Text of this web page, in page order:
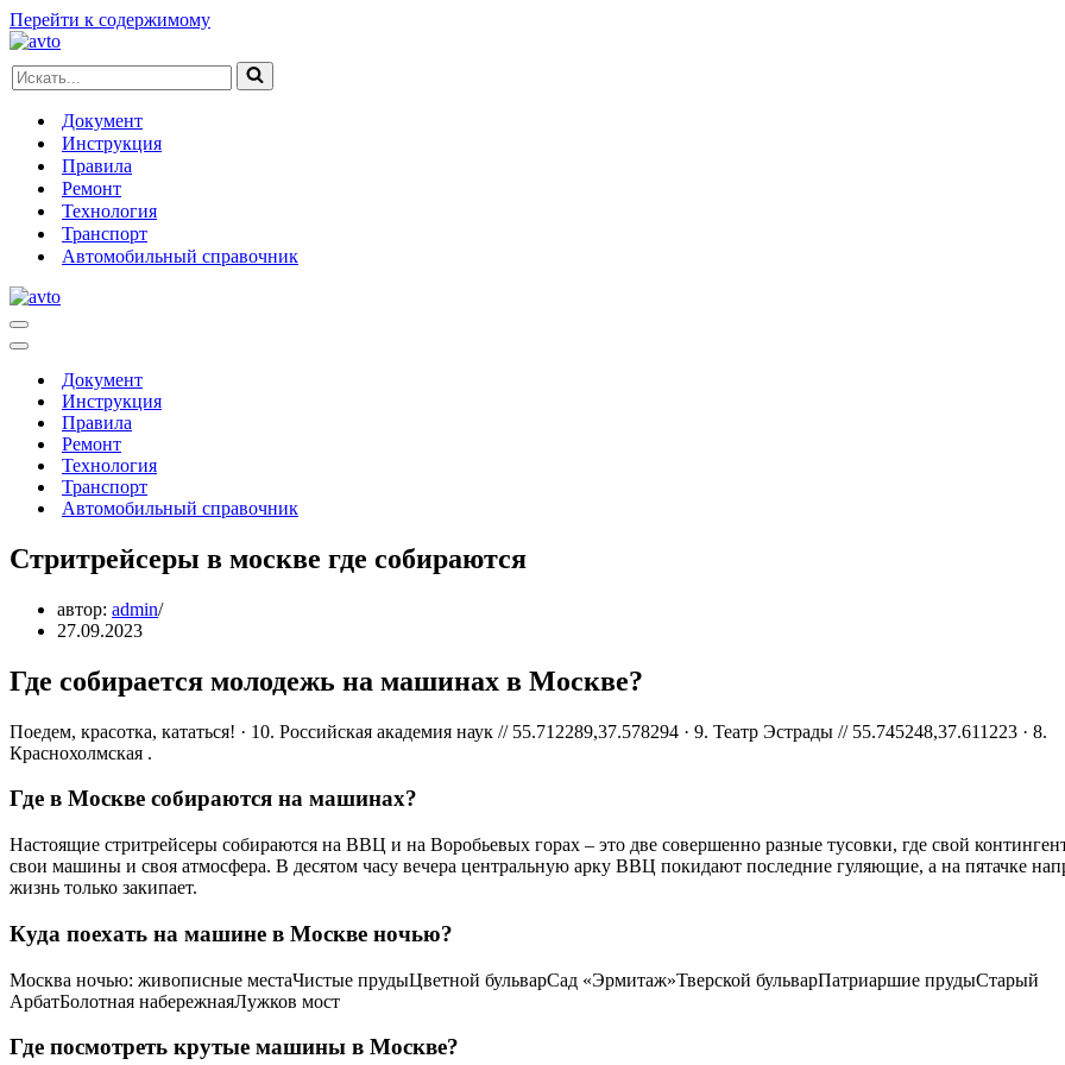
Перейти к содержимому
Искать...
Документ
Инструкция
Правила
Ремонт
Технология
Транспорт
Автомобильный справочник
Меню
навигации
Меню
навигацииДокумент
Инструкция
Правила
Ремонт
Технология
Транспорт
Автомобильный справочник
Стритрейсеры в москве где собираются
автор: admin
27.09.2023
Где собирается молодежь на машинах в Москве?
Поедем, красотка, кататься! · 10. Российская академия наук // 55.712289,37.578294 · 9. Театр Эстрады // 55.745248,37.611223 · 8.
Краснохолмская .
Где в Москве собираются на машинах?
Настоящие стритрейсеры собираются на ВВЦ и на Воробьевых горах – это две совершенно разные тусовки, где свой
свои машины и своя атмосфера. В десятом часу вечера центральную арку ВВЦ покидают последние гуляющие, а на пятачке
жизнь только закипает.
Куда поехать на машине в Москве ночью?
Москва ночью: живописные местаЧистые прудыЦветной бульварСад «Эрмитаж»Тверской бульварПатриаршие прудыСтарый
АрбатБолотная набережнаяЛужков мост
Где посмотреть крутые машины в Москве?